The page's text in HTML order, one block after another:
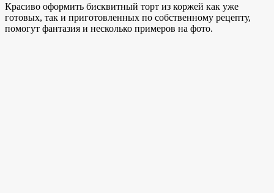
Красиво оформить бисквитный торт из коржей как уже
готовых, так и приготовленных по собственному рецепту,
помогут фантазия и несколько примеров на фото.